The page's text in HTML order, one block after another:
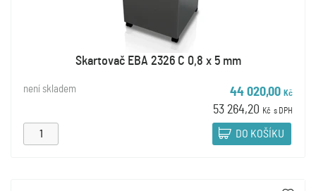
Skartovač EBA 2326 C 0,8 x 5 mm
není skladem 44 020,00 Kč
53 264,20 Kč s DPH
DO KOŠÍKU